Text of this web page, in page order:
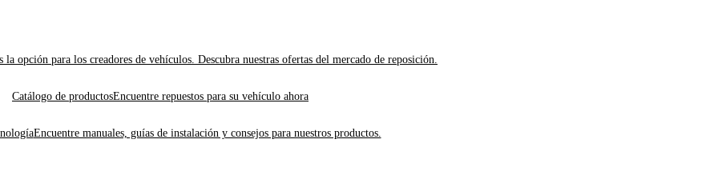
la opción para los creadores de vehículos. Descubra nuestras ofertas del mercado de reposición.
Catálogo de productosEncuentre repuestos para su vehículo ahora
Encuentre manuales, guías de instalación y consejos para nuestros productos.